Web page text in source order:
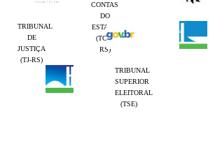
CONTAS
DO
ESTADO
(TCE-
RS)
TRIBUNAL
DE
JUSTIÇA
(TJ-RS)
TRIBUNAL
SUPERIOR
ELEITORAL
(TSE)